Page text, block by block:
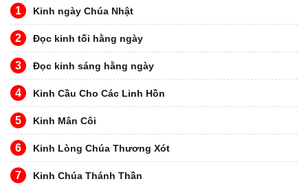
1 Kinh ngày Chúa Nhật
2 Đọc kinh tối hằng ngày
3 Đọc kinh sáng hằng ngày
4 Kinh Cầu Cho Các Linh Hồn
5 Kinh Mân Côi
6 Kinh Lòng Chúa Thương Xót
7 Kinh Chúa Thánh Thần